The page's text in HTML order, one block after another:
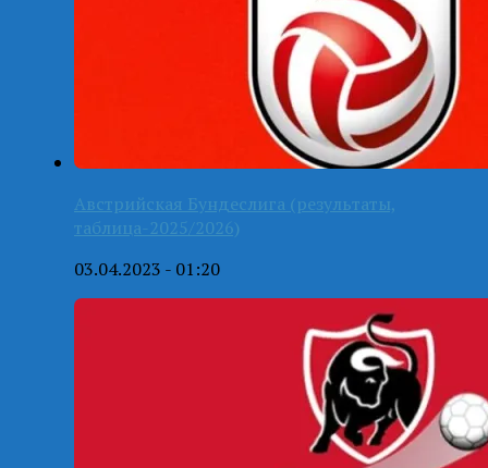
Австрийская Бундеслига (результаты,
таблица-2025/2026)
03.04.2023 - 01:20